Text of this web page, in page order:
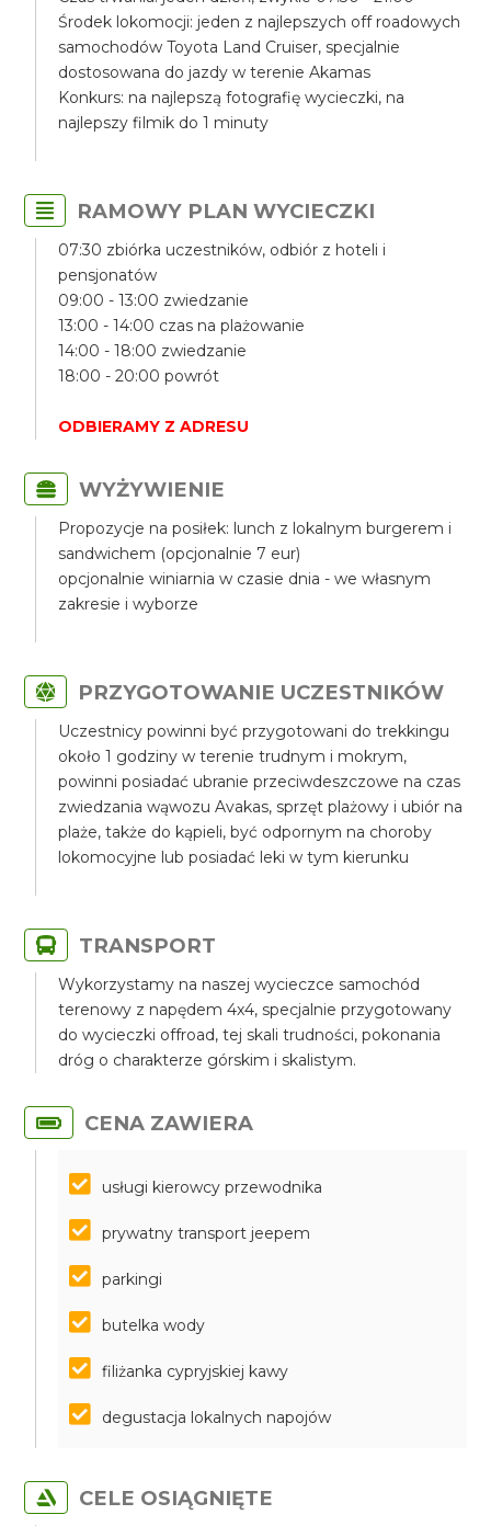
Środek lokomocji: jeden z najlepszych off roadowych
samochodów Toyota Land Cruiser, specjalnie
dostosowana do jazdy w terenie Akamas
Konkurs: na najlepszą fotografię wycieczki, na
najlepszy filmik do 1 minuty
RAMOWY PLAN WYCIECZKI
07:30 zbiórka uczestników, odbiór z hoteli i
pensjonatów
09:00 - 13:00 zwiedzanie
13:00 - 14:00 czas na plażowanie
14:00 - 18:00 zwiedzanie
18:00 - 20:00 powrót
ODBIERAMY Z ADRESU
WYŻYWIENIE
Propozycje na posiłek: lunch z lokalnym burgerem i
sandwichem (opcjonalnie 7 eur)
opcjonalnie winiarnia w czasie dnia - we własnym
zakresie i wyborze
PRZYGOTOWANIE UCZESTNIKÓW
Uczestnicy powinni być przygotowani do trekkingu
około 1 godziny w terenie trudnym i mokrym,
powinni posiadać ubranie przeciwdeszczowe na czas
zwiedzania wąwozu Avakas, sprzęt plażowy i ubiór na
plaże, także do kąpieli, być odpornym na choroby
lokomocyjne lub posiadać leki w tym kierunku
TRANSPORT
Wykorzystamy na naszej wycieczce samochód
terenowy z napędem 4x4, specjalnie przygotowany
do wycieczki offroad, tej skali trudności, pokonania
dróg o charakterze górskim i skalistym.
CENA ZAWIERA
usługi kierowcy przewodnika
prywatny transport jeepem
parkingi
butelka wody
filiżanka cypryjskiej kawy
degustacja lokalnych napojów
CELE OSIĄGNIĘTE